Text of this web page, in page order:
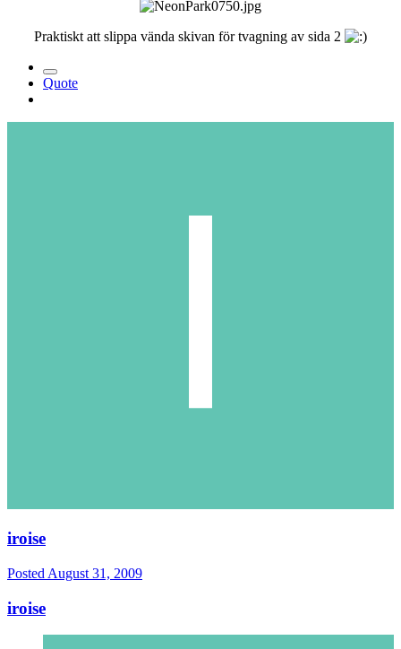
Praktiskt att slippa vända skivan för tvagning av sida 2
Quote
iroise
Posted August 31, 2009
iroise